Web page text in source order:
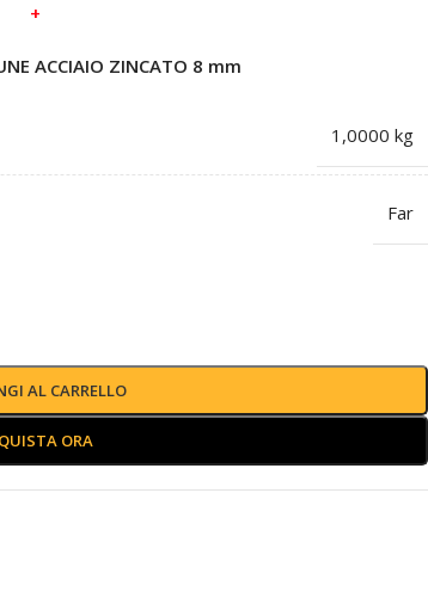
+
ACCIAIO ZINCATO 8 mm
1,0000 kg
Far
AL CARRELLO
ORA